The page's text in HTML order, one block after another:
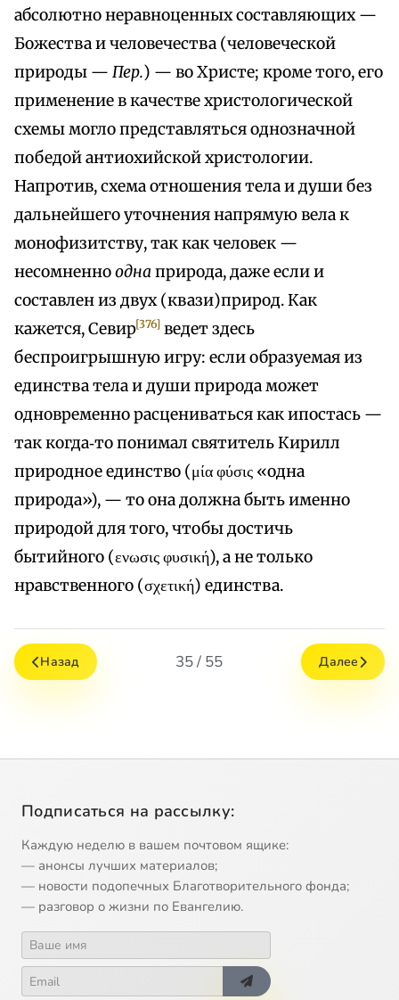
абсолютно неравноценных составляющих —
Божества и человечества (человеческой
природы — Пер.) — во Христе; кроме того, его
применение в качестве христологической
схемы могло представляться однозначной
победой антиохийской христологии.
Напротив, схема отношения тела и души без
дальнейшего уточнения напрямую вела к
монофизитству, так как человек —
несомненнооднаприрода, даже если и
составлен из двух (квази)природ. Как
кажется, Севир[376] ведет здесь
беспроигрышную игру: если образуемая из
единства тела и души природа может
одновременно расцениваться как ипостась —
так когда‑то понимал святитель Кирилл
природное единство (μία φύσις «одна
природа»), — то она должна быть именно
природой для того, чтобы достичь
бытийного (ενωσις φυσική), а не только
нравственного (σχετική) единства.
Назад 35 / 55 Далее
Подписаться на рассылку:
Каждую неделю в вашем почтовом ящике:
— анонсы лучших материалов;
— новости подопечных Благотворительного фонда;
— разговор о жизни по Евангелию.